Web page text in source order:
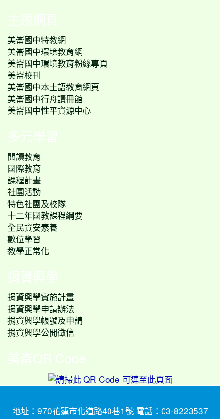
主題網頁
美崙國中特教網
美崙國中環境教育網
美崙國中環境教育粉絲專頁
美崙校刊
美崙國中本土語教育網頁
美崙國中行舟讀冊館
美崙國中性平資源中心
多元學習
閱讀教育
國際教育
課程計畫
社團活動
特色社團及校隊
十二年國教課程綱要
全民資安素養
數位學習
教學正常化
捐資興學
捐資興學實施計畫
捐資興學申請辦法
捐資興學帳號及申請
捐資興學公開徵信
美崙QR Code
地址：970花蓮市化道路40巷1號 電話：03-8223537